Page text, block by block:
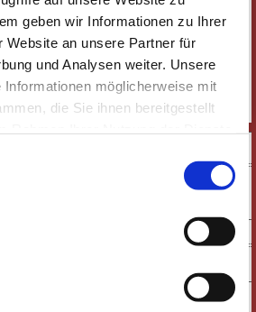
geben wir Informationen zu Ihrer
Website an unsere Partner für
und Analysen weiter. Unsere
Informationen möglicherweise mit
die Sie ihnen bereitgestellt